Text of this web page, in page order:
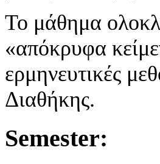
Το μάθημα
«απόκρυφα
ερμηνευτικές
Διαθήκης.
Semester: